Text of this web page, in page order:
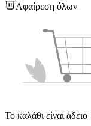
Αφαίρεση όλων
Το καλάθι είναι άδειο